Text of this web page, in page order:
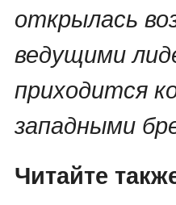
открылась
ведущими
приходится
западными
Читайте